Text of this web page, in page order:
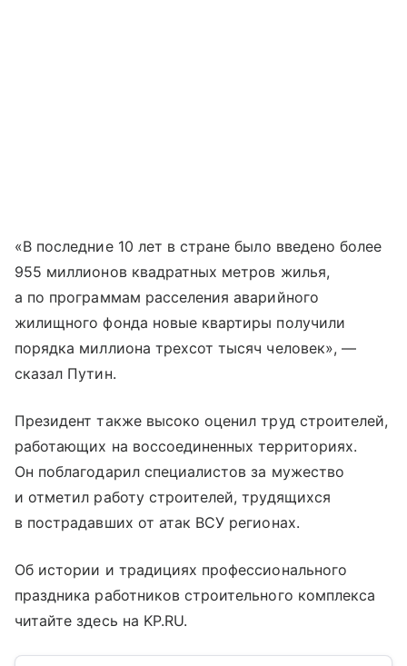
«В последние 10 лет в стране было введено более
955 миллионов квадратных метров жилья,
а по программам расселения аварийного
жилищного фонда новые квартиры получили
порядка миллиона трехсот тысяч человек», —
сказал Путин.
Президент также высоко оценил труд строителей,
работающих на воссоединенных территориях.
Он поблагодарил специалистов за мужество
и отметил работу строителей, трудящихся
в пострадавших от атак ВСУ регионах.
Об истории и традициях профессионального
праздника работников строительного комплекса
читайте здесь на KP.RU.